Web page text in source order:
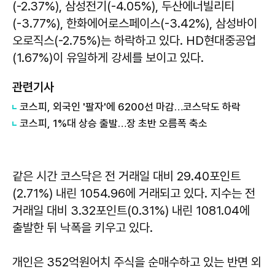
(-2.37%), 삼성전기(-4.05%), 두산에너빌리티
(-3.77%), 한화에어로스페이스(-3.42%), 삼성바이
오로직스(-2.75%)는 하락하고 있다. HD현대중공업
(1.67%)이 유일하게 강세를 보이고 있다.
관련기사
코스피, 외국인 '팔자'에 6200선 마감…코스닥도 하락
코스피, 1%대 상승 출발…장 초반 오름폭 축소
같은 시간 코스닥은 전 거래일 대비 29.40포인트
(2.71%) 내린 1054.96에 거래되고 있다. 지수는 전
거래일 대비 3.32포인트(0.31%) 내린 1081.04에
출발한 뒤 낙폭을 키우고 있다.
개인은 352억원어치 주식을 순매수하고 있는 반면 외